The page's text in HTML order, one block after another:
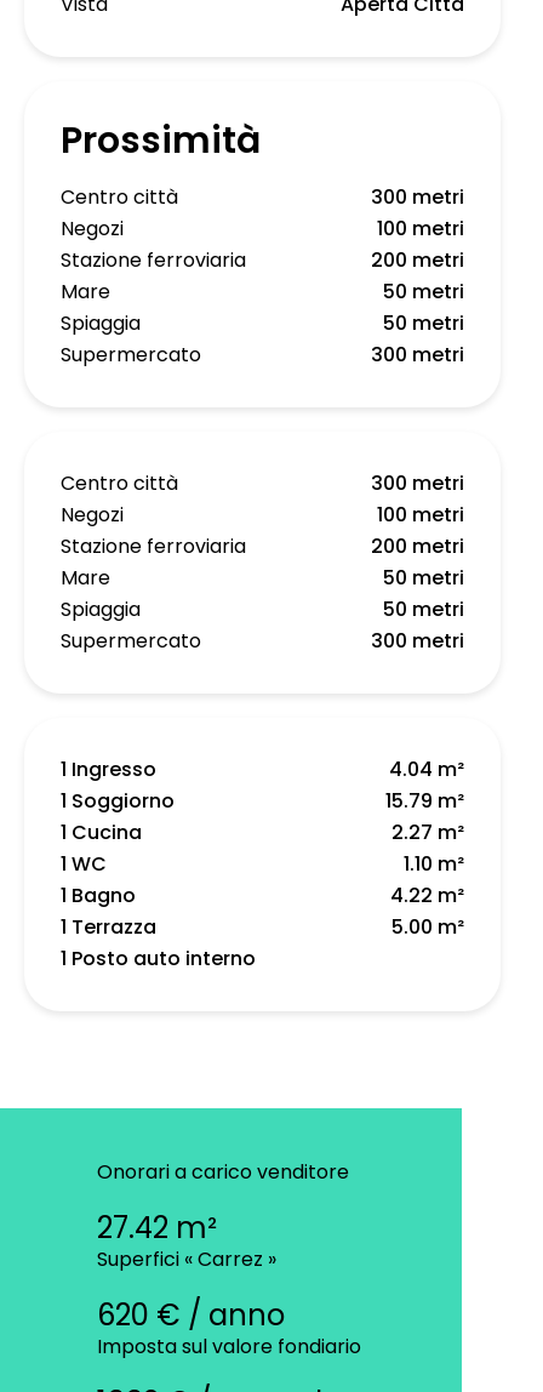
Prossimità
Centro città
300 metri
Negozi
100 metri
Stazione ferroviaria
200 metri
Mare
50 metri
Spiaggia
50 metri
Supermercato
300 metri
Centro città
300 metri
Negozi
100 metri
Stazione ferroviaria
200 metri
Mare
50 metri
Spiaggia
50 metri
Supermercato
300 metri
1 Ingresso
4.04 m²
1 Soggiorno
15.79 m²
1 Cucina
2.27 m²
1 WC
1.10 m²
1 Bagno
4.22 m²
1 Terrazza
5.00 m²
1 Posto auto interno
Onorari a carico venditore
27.42 m²
Superfici « Carrez »
620 € / anno
Imposta sul valore fondiario